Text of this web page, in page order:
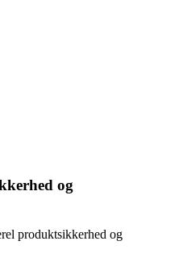
og
produktsikkerhed og